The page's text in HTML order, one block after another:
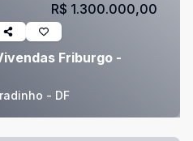
Friburgo -
- DF
R$ 1.300.000,00